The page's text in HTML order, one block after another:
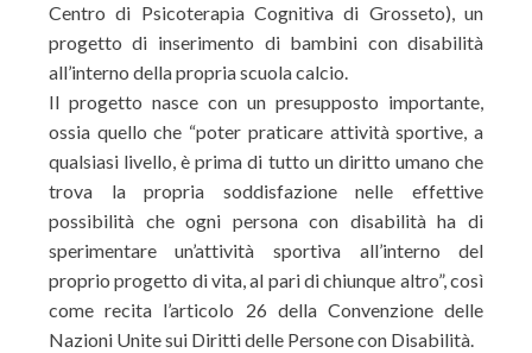
Centro di Psicoterapia Cognitiva di Grosseto), un
progetto di inserimento di bambini con disabilità
all’interno della propria scuola calcio.
Il progetto nasce con un presupposto importante,
ossia quello che “poter praticare attività sportive, a
qualsiasi livello, è prima di tutto un diritto umano che
trova la propria soddisfazione nelle effettive
possibilità che ogni persona con disabilità ha di
sperimentare un’attività sportiva all’interno del
proprio progetto di vita, al pari di chiunque altro”, così
come recita l’articolo 26 della Convenzione delle
Nazioni Unite sui Diritti delle Persone con Disabilità.